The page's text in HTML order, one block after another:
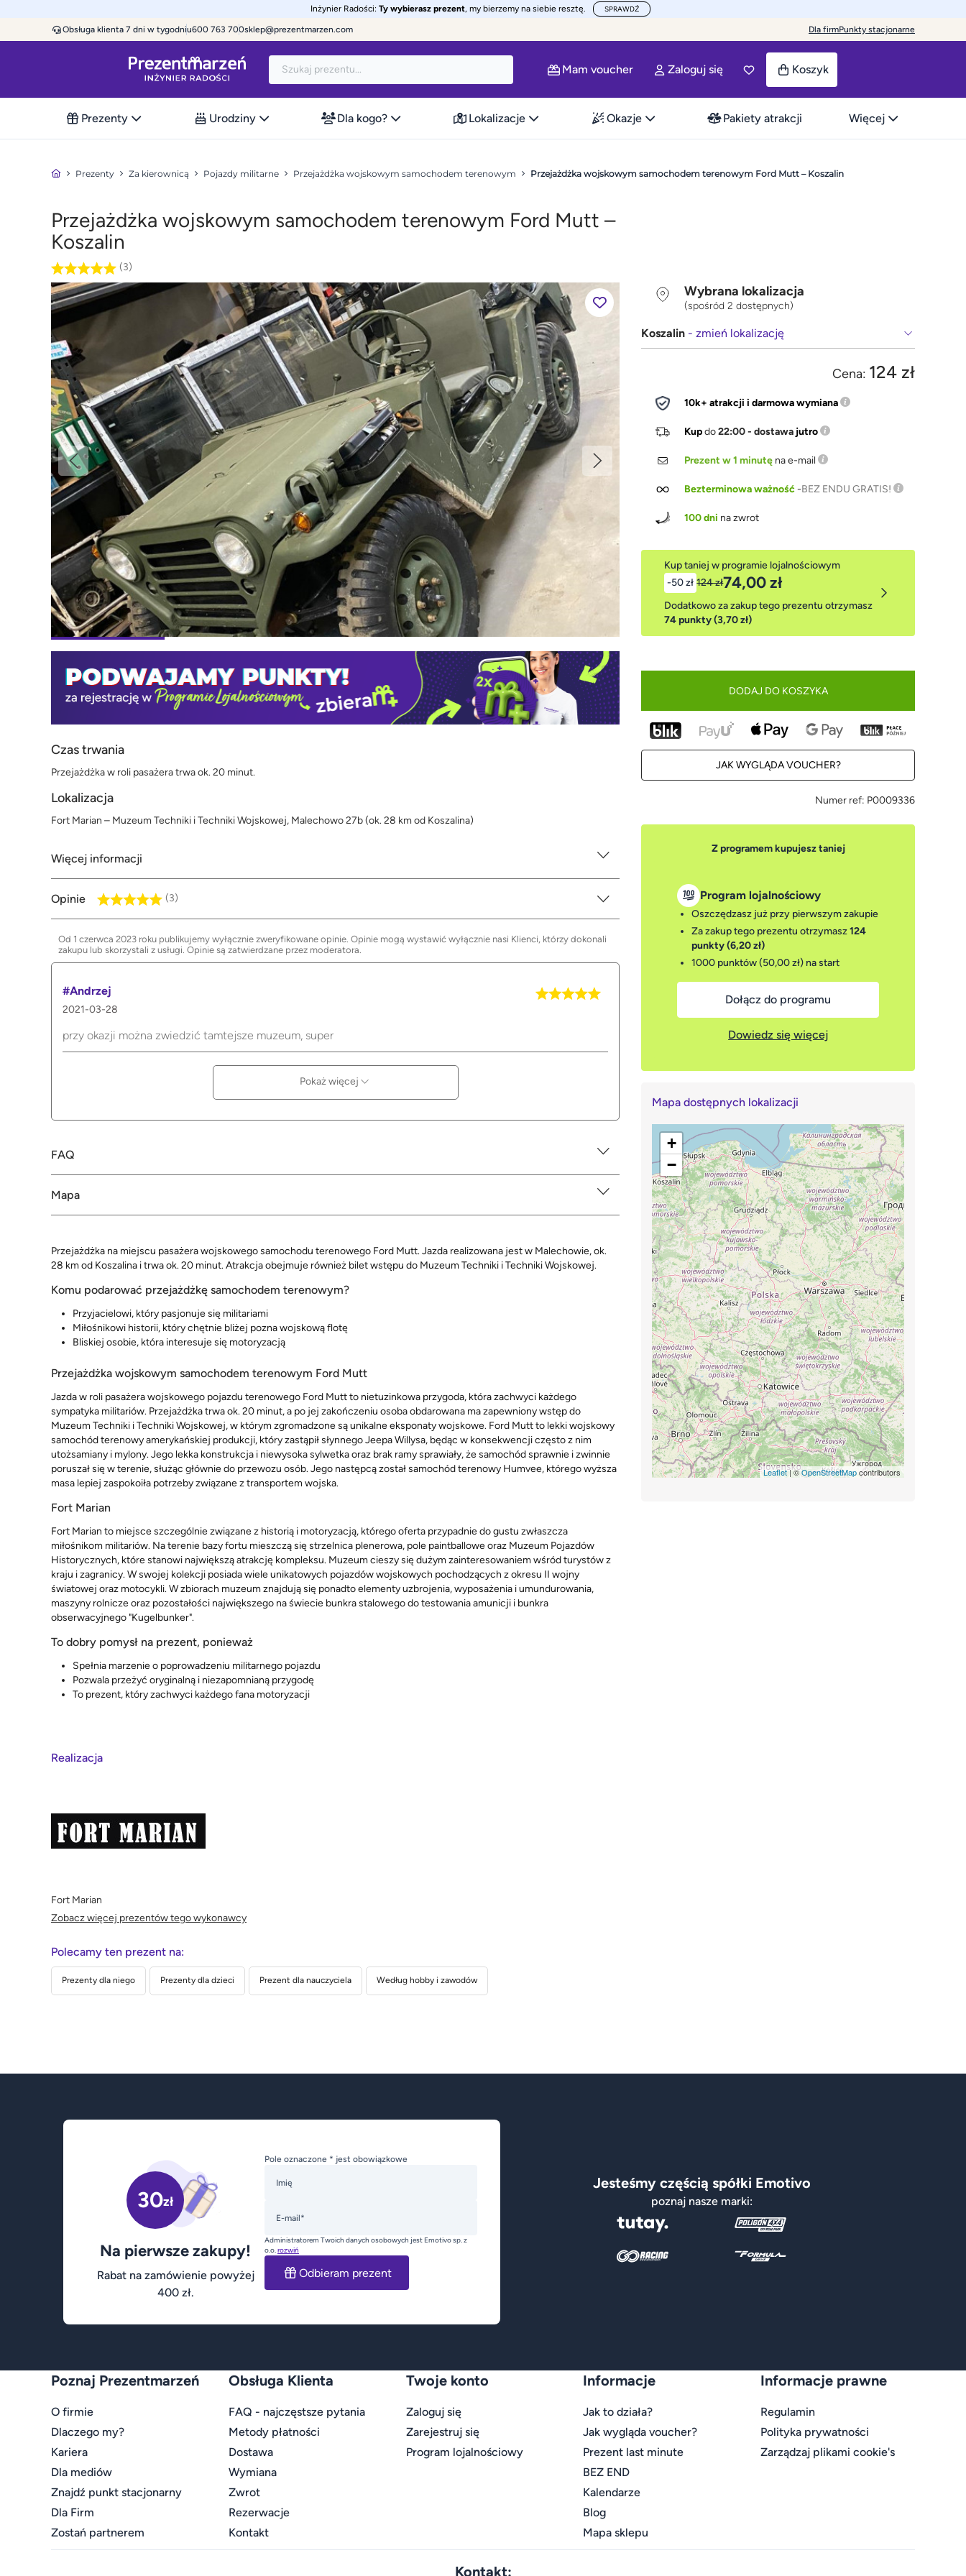
Inżynier Radości: Ty wybierasz prezent, my bierzemy na siebie resztę. SPRAWDŹ
Obsługa klienta 7 dni w tygodniu600 763 700sklep@prezentmarzen.com Dla firmPunkty stacjonarne
Mam voucher Zaloguj się Koszyk
Prezenty Urodziny Dla kogo? Lokalizacje Okazje Pakiety atrakcji Więcej
Prezenty Za kierownicą Pojazdy militarne Przejażdżka wojskowym samochodem terenowym Przejażdżka wojskowym samochodem terenowym Ford Mutt – Koszalin
Przejażdżka wojskowym samochodem terenowym Ford Mutt –
Koszalin
(3)
Czas trwania
Przejażdżka w roli pasażera trwa ok. 20 minut.
Lokalizacja
Fort Marian – Muzeum Techniki i Techniki Wojskowej, Malechowo 27b (ok. 28 km od Koszalina)
Więcej informacji
Opinie (3)
Od 1 czerwca 2023 roku publikujemy wyłącznie zweryfikowane opinie. Opinie mogą wystawić wyłącznie nasi Klienci, którzy dokonali
zakupu lub skorzystali z usługi. Opinie są zatwierdzane przez moderatora.
#Andrzej
2021-03-28
przy okazji można zwiedzić tamtejsze muzeum, super
Pokaż więcej
FAQ
Mapa
Przejażdżka na miejscu pasażera wojskowego samochodu terenowego Ford Mutt. Jazda realizowana jest w Malechowie, ok.
28 km od Koszalina i trwa ok. 20 minut. Atrakcja obejmuje również bilet wstępu do Muzeum Techniki i Techniki Wojskowej.
Komu podarować przejażdżkę samochodem terenowym?
Przyjacielowi, który pasjonuje się militariami
Miłośnikowi historii, który chętnie bliżej pozna wojskową flotę
Bliskiej osobie, która interesuje się motoryzacją
Przejażdżka wojskowym samochodem terenowym Ford Mutt
Jazda w roli pasażera wojskowego pojazdu terenowego Ford Mutt to nietuzinkowa przygoda, która zachwyci każdego
sympatyka militariów. Przejażdżka trwa ok. 20 minut, a po jej zakończeniu osoba obdarowana ma zapewniony wstęp do
Muzeum Techniki i Techniki Wojskowej, w którym zgromadzone są unikalne eksponaty wojskowe. Ford Mutt to lekki wojskowy
samochód terenowy amerykańskiej produkcji, który zastąpił słynnego Jeepa Willysa, będąc w konsekwencji często z nim
utożsamiany i mylony. Jego lekka konstrukcja i niewysoka sylwetka oraz brak ramy sprawiały, że samochód sprawnie i zwinnie
poruszał się w terenie, służąc głównie do przewozu osób. Jego następcą został samochód terenowy Humvee, którego wyższa
masa lepiej zaspokoiła potrzeby związane z transportem wojska.
Fort Marian
Fort Marian to miejsce szczególnie związane z historią i motoryzacją, którego oferta przypadnie do gustu zwłaszcza
miłośnikom militariów. Na terenie bazy fortu mieszczą się strzelnica plenerowa, pole paintballowe oraz Muzeum Pojazdów
Historycznych, które stanowi największą atrakcję kompleksu. Muzeum cieszy się dużym zainteresowaniem wśród turystów z
kraju i zagranicy. W swojej kolekcji posiada wiele unikatowych pojazdów wojskowych pochodzących z okresu II wojny
światowej oraz motocykli. W zbiorach muzeum znajdują się ponadto elementy uzbrojenia, wyposażenia i umundurowania,
maszyny rolnicze oraz pozostałości największego na świecie bunkra stalowego do testowania amunicji i bunkra
obserwacyjnego "Kugelbunker".
To dobry pomysł na prezent, ponieważ
Spełnia marzenie o poprowadzeniu militarnego pojazdu
Pozwala przeżyć oryginalną i niezapomnianą przygodę
To prezent, który zachwyci każdego fana motoryzacji
Realizacja
Fort Marian
Zobacz więcej prezentów tego wykonawcy
Polecamy ten prezent na:
Prezenty dla niego Prezenty dla dzieci Prezent dla nauczyciela Według hobby i zawodów
Wybrana lokalizacja
(spośród 2 dostępnych)
Koszalin - zmień lokalizację
Cena: 124 zł
10k+ atrakcji i darmowa wymiana
Kupdo22:00 - dostawa jutro
Prezent w 1 minutę na e-mail
Bezterminowa ważność-BEZ ENDU GRATIS!
100 dni na zwrot
Kup taniej w programie lojalnościowym
-50 zł 124 zł74,00 zł
Dodatkowo za zakup tego prezentu otrzymasz
74 punkty (3,70 zł)
DODAJ DO KOSZYKA
JAK WYGLĄDA VOUCHER?
Numer ref: P0009336
Z programem kupujesz taniej
Program lojalnościowy
Oszczędzasz już przy pierwszym zakupie
Za zakup tego prezentu otrzymasz124
punkty (6,20 zł)
1000 punktów (50,00 zł) na start
Dołącz do programu
Dowiedz się więcej
Mapa dostępnych lokalizacji
+
−
Leaflet| ©OpenStreetMapcontributors
30zł
Na pierwsze zakupy!
Rabat na zamówienie powyżej
400 zł.
Pole oznaczone * jest obowiązkowe
Imię
E-mail*
Administratorem Twoich danych osobowych jest Emotivo sp. z
o.o.rozwiń
Odbieram prezent
Jesteśmy częścią spółki Emotivo
poznaj nasze marki:
Poznaj Prezentmarzeń
O firmie
Dlaczego my?
Kariera
Dla mediów
Znajdź punkt stacjonarny
Dla Firm
Zostań partnerem
Obsługa Klienta
FAQ - najczęstsze pytania
Metody płatności
Dostawa
Wymiana
Zwrot
Rezerwacje
Kontakt
Twoje konto
Zaloguj się
Zarejestruj się
Program lojalnościowy
Informacje
Jak to działa?
Jak wygląda voucher?
Prezent last minute
BEZ END
Kalendarze
Blog
Mapa sklepu
Informacje prawne
Regulamin
Polityka prywatności
Zarządzaj plikami cookie's
Kontakt: